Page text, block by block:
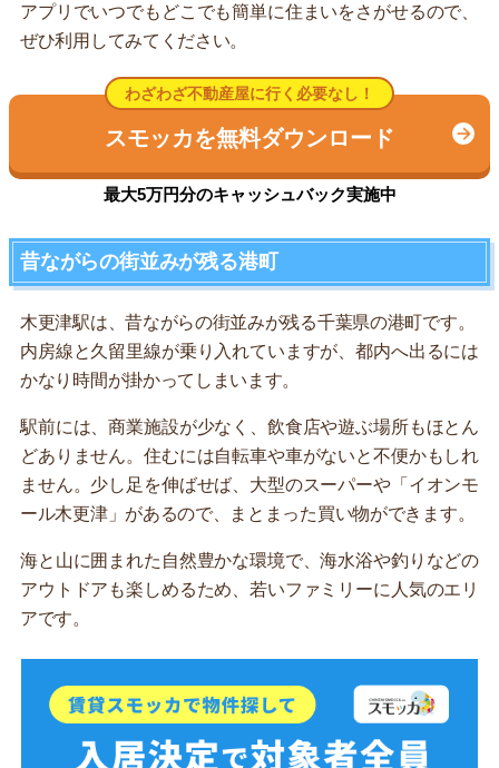
アプリでいつでもどこでも簡単に住まいをさがせるので、
ぜひ利用してみてください。
わざわざ不動産屋に行く必要なし！
スモッカを無料ダウンロード
最大5万円分のキャッシュバック実施中
昔ながらの街並みが残る港町
木更津駅は、昔ながらの街並みが残る千葉県の港町です。
内房線と久留里線が乗り入れていますが、都内へ出るには
かなり時間が掛かってしまいます。
駅前には、商業施設が少なく、飲食店や遊ぶ場所もほとん
どありません。住むには自転車や車がないと不便かもしれ
ません。少し足を伸ばせば、大型のスーパーや「イオンモ
ール木更津」があるので、まとまった買い物ができます。
海と山に囲まれた自然豊かな環境で、海水浴や釣りなどの
アウトドアも楽しめるため、若いファミリーに人気のエリ
アです。